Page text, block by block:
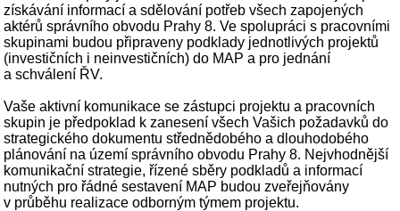
získávání informací a sdělování potřeb všech zapojených
aktérů správního obvodu Prahy 8. Ve spolupráci s pracovními
skupinami budou připraveny podklady jednotlivých projektů
(investičních i neinvestičních) do MAP a pro jednání
a schválení ŘV.
Vaše aktivní komunikace se zástupci projektu a pracovních
skupin je předpoklad k zanesení všech Vašich požadavků do
strategického dokumentu střednědobého a dlouhodobého
plánování na území správního obvodu Prahy 8. Nejvhodnější
komunikační strategie, řízené sběry podkladů a informací
nutných pro řádné sestavení MAP budou zveřejňovány
v průběhu realizace odborným týmem projektu.